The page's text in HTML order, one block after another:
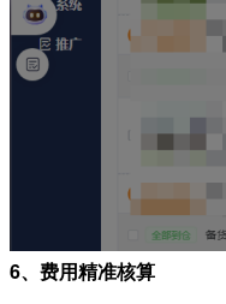
6、费用精准核算